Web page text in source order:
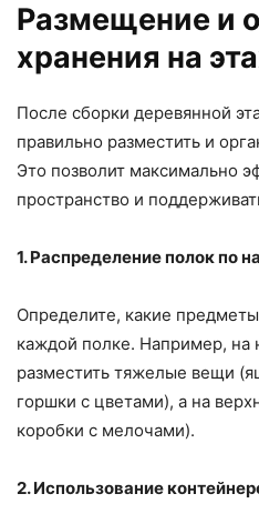
Размещение и
хранения на
После сборки деревянной
правильно разместить и
Это позволит максимально
пространство и
1. Распределение полок по
Определите, какие предметы
каждой полке. Например,
разместить тяжелые вещи
горшки с цветами), а на
коробки с мелочами).
2. Использование